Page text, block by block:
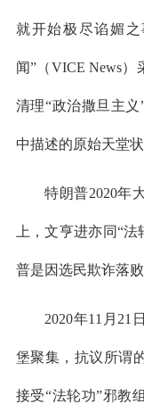
就开始极尽谄媚
闻”（VICE News
清理“政治撒旦主义
中描述的原始天堂状
特朗普2020年
上，文亨进亦同“
普是因选民欺诈落败
2020年11月21
堡聚集，抗议所谓
接受“法轮功”邪教